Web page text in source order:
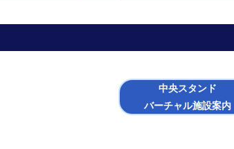
中央スタンド
バーチャル施設案内